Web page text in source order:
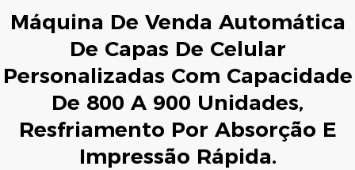
Máquina De Venda Automática
De Capas De Celular
Personalizadas Com Capacidade
De 800 A 900 Unidades,
Resfriamento Por Absorção E
Impressão Rápida.